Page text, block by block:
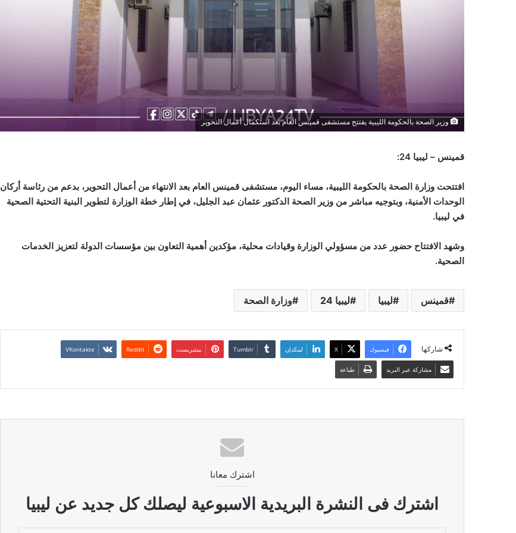
وزير الصحة بالحكومة الليبية يفتتح مستشفى قمينس العام بعد استكمال أعمال التحوير
قمينس – ليبيا 24:
افتتحت وزارة الصحة بالحكومة الليبية، مساء اليوم، مستشفى قمينس العام بعد الانتهاء من أعمال التحوير، بدعم من رئاسة أركان
الوحدات الأمنية، وبتوجيه مباشر من وزير الصحة الدكتور عثمان عبد الجليل، في إطار خطة الوزارة لتطوير البنية التحتية الصحية
في ليبيا.
وشهد الافتتاح حضور عدد من مسؤولي الوزارة وقيادات محلية، مؤكدين أهمية التعاون بين مؤسسات الدولة لتعزيز الخدمات
الصحية.
قمينس ليبيا ليبيا 24 وزارة الصحة
شاركها فيسبوك ‫X لينكدإن بينتيريست
مشاركة عبر البريد طباعة
اشترك معانا
اشترك فى النشرة البريدية الاسبوعية ليصلك كل جديد عن ليبيا